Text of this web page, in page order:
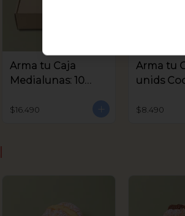
Arma tu Caja
Medialunas: 10
$16.490
Arma tu
unids
$8.490